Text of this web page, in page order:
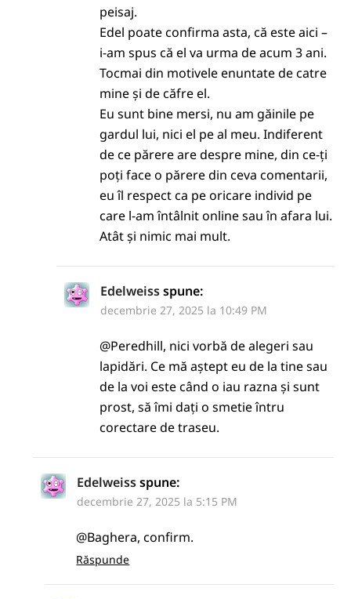
peisaj.
Edel poate confirma asta, că este aici –
i-am spus că el va urma de acum 3 ani.
Tocmai din motivele enuntate de catre
mine și de căfre el.
Eu sunt bine mersi, nu am găinile pe
gardul lui, nici el pe al meu. Indiferent
de ce părere are despre mine, din ce-ți
poți face o părere din ceva comentarii,
eu îl respect ca pe oricare individ pe
care l-am întâlnit online sau în afara lui.
Atât și nimic mai mult.
Edelweiss spune:
decembrie 27, 2025 la 10:49 PM
@Peredhill, nici vorbă de alegeri sau
lapidări. Ce mă aștept eu de la tine sau
de la voi este când o iau razna și sunt
prost, să îmi dați o smetie întru
corectare de traseu.
Edelweiss spune:
decembrie 27, 2025 la 5:15 PM
@Baghera, confirm.
Răspunde